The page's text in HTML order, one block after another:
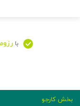
با
بخش کارجو